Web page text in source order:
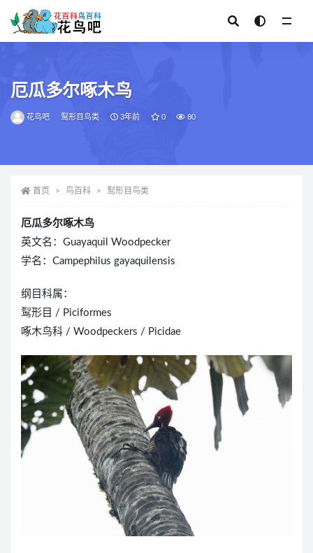
厄瓜多尔啄木鸟
花鸟吧 䴕形目鸟类 3年前 0 80
首页 鸟百科 䴕形目鸟类
厄瓜多尔啄木鸟
英文名：Guayaquil Woodpecker
学名：Campephilus gayaquilensis
纲目科属：
䴕形目 / Piciformes
啄木鸟科 / Woodpeckers / Picidae